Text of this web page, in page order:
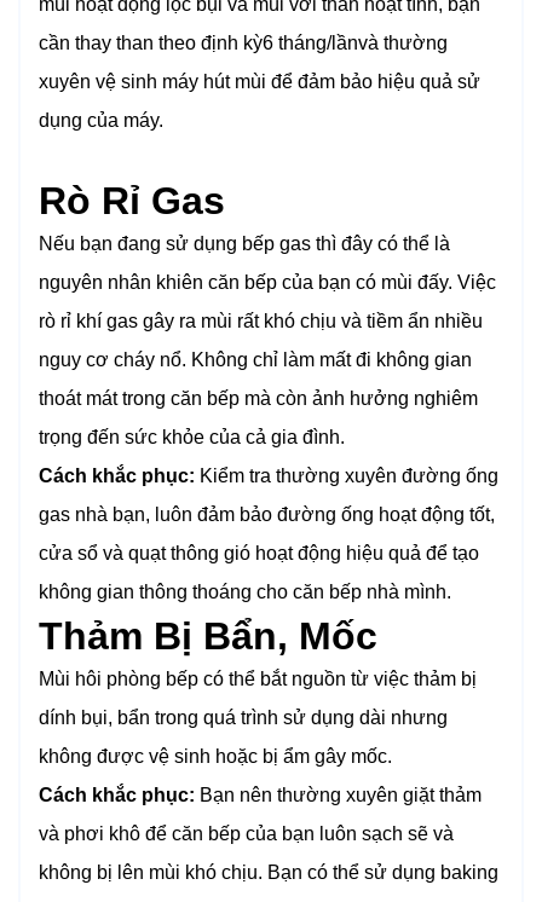
cần thay than theo định kỳ6 tháng/lầnvà thường
xuyên vệ sinh máy hút mùi để đảm bảo hiệu quả sử
dụng của máy.
Rò Rỉ Gas
Nếu bạn đang sử dụng bếp gas thì đây có thể là
nguyên nhân khiên căn bếp của bạn có mùi đấy. Việc
rò rỉ khí gas gây ra mùi rất khó chịu và tiềm ẩn nhiều
nguy cơ cháy nổ. Không chỉ làm mất đi không gian
thoát mát trong căn bếp mà còn ảnh hưởng nghiêm
trọng đến sức khỏe của cả gia đình.
Cách khắc phục: Kiểm tra thường xuyên đường ống
gas nhà bạn, luôn đảm bảo đường ống hoạt động tốt,
cửa sổ và quạt thông gió hoạt động hiệu quả để tạo
không gian thông thoáng cho căn bếp nhà mình.
Thảm Bị Bẩn, Mốc
Mùi hôi phòng bếp có thể bắt nguồn từ việc thảm bị
dính bụi, bẩn trong quá trình sử dụng dài nhưng
không được vệ sinh hoặc bị ẩm gây mốc.
Cách khắc phục: Bạn nên thường xuyên giặt thảm
và phơi khô để căn bếp của bạn luôn sạch sẽ và
không bị lên mùi khó chịu. Bạn có thể sử dụng baking